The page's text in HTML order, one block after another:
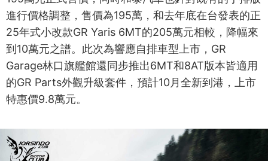
進行價格調整，售價為195萬，和去年底在台發表的正
25年式小改款GR Yaris 6MT的205萬元相較，降幅來
到10萬元之譜。此次為響應自排車型上市，GR
Garage林口旗艦館還同步推出6MT和8AT版本皆適用
的GR Parts外觀升級套件，預計10月全新到港，上市
特惠價9.8萬元。